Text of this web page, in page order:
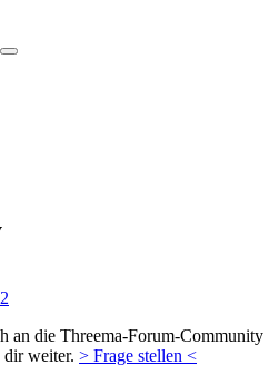
an die Threema-Forum-Community
weiter. > Frage stellen <